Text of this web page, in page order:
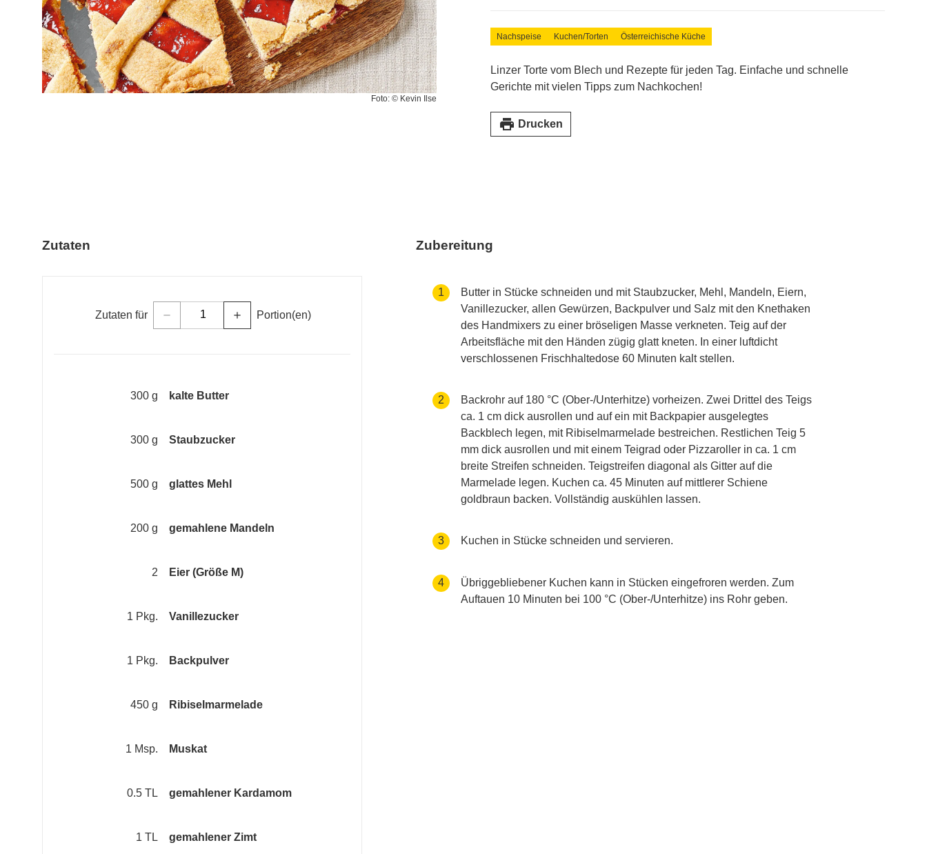
Foto: © Kevin Ilse
Nachspeise Kuchen/Torten Österreichische Küche
Linzer Torte vom Blech und Rezepte für jeden Tag. Einfache und schnelle
Gerichte mit vielen Tipps zum Nachkochen!
print Drucken
Zutaten
Zutaten für remove add Portion(en)
300 g kalte Butter
300 g Staubzucker
500 g glattes Mehl
200 g gemahlene Mandeln
2 Eier (Größe M)
1 Pkg. Vanillezucker
1 Pkg. Backpulver
450 g Ribiselmarmelade
1 Msp. Muskat
0.5 TL gemahlener Kardamom
1 TL gemahlener Zimt
Zubereitung
1 accessibility.recipes.cookingstep
Butter in Stücke schneiden und mit Staubzucker, Mehl, Mandeln, Eiern,
Vanillezucker, allen Gewürzen, Backpulver und Salz mit den Knethaken
des Handmixers zu einer bröseligen Masse verkneten. Teig auf der
Arbeitsfläche mit den Händen zügig glatt kneten. In einer luftdicht
verschlossenen Frischhaltedose 60 Minuten kalt stellen.
2 accessibility.recipes.cookingstep
Backrohr auf 180 °C (Ober-/Unterhitze) vorheizen. Zwei Drittel des Teigs
ca. 1 cm dick ausrollen und auf ein mit Backpapier ausgelegtes
Backblech legen, mit Ribiselmarmelade bestreichen. Restlichen Teig 5
mm dick ausrollen und mit einem Teigrad oder Pizzaroller in ca. 1 cm
breite Streifen schneiden. Teigstreifen diagonal als Gitter auf die
Marmelade legen. Kuchen ca. 45 Minuten auf mittlerer Schiene
goldbraun backen. Vollständig auskühlen lassen.
3 accessibility.recipes.cookingstep
Kuchen in Stücke schneiden und servieren.
4 accessibility.recipes.cookingstep
Übriggebliebener Kuchen kann in Stücken eingefroren werden. Zum
Auftauen 10 Minuten bei 100 °C (Ober-/Unterhitze) ins Rohr geben.